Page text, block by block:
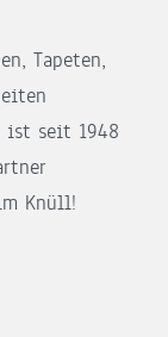
Tapeten,
ist seit 1948
Knüll!